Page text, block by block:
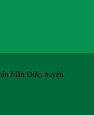
Mãn Đức, huyện